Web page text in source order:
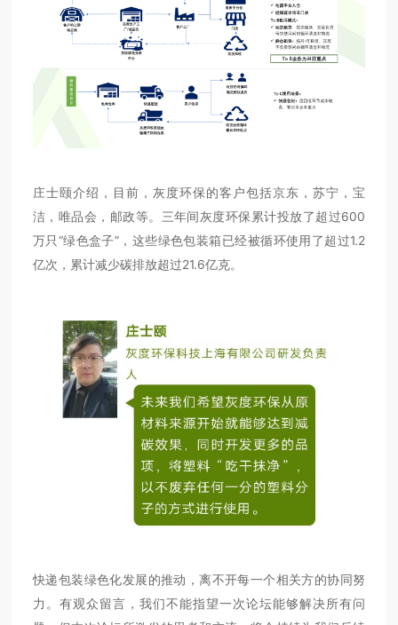
庄士颐介绍，目前，灰度环保的客户包括京东，苏宁，宝
洁，唯品会，邮政等。三年间灰度环保累计投放了超过600
万只“绿色盒子”，这些绿色包装箱已经被循环使用了超过1.2
亿次，累计减少碳排放超过21.6亿克。
快递包装绿色化发展的推动，离不开每一个相关方的协同努
力。有观众留言，我们不能指望一次论坛能够解决所有问